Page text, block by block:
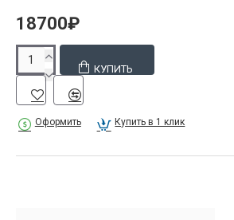
18700₽
КУПИТЬ
Оформить Купить в 1 клик